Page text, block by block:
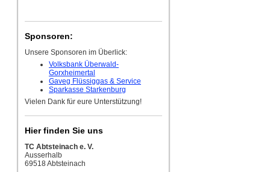
Sponsoren:
Unsere Sponsoren im Überlick:
Volksbank Überwald-
Gorxheimertal
Gaveg Flüssiggas & Service
Sparkasse Starkenburg
Vielen Dank für eure Unterstützung!
Hier finden Sie uns
TC Abtsteinach e. V.
Ausserhalb
69518 Abtsteinach